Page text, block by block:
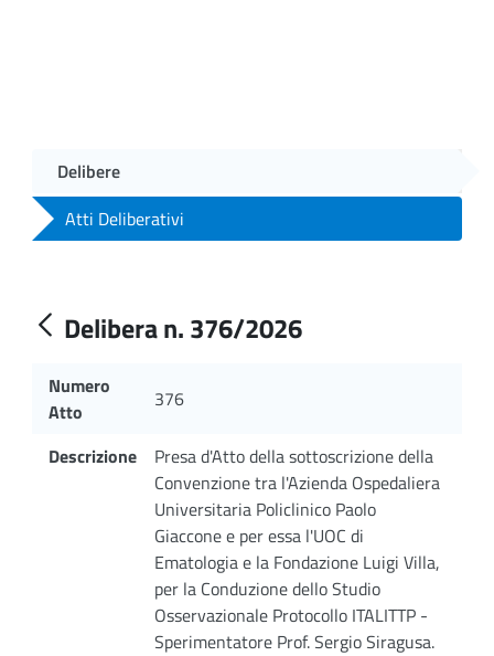
Delibere
Atti Deliberativi
Delibera n. 376/2026
Numero
Atto
376
Descrizione
Presa d'Atto della sottoscrizione della
Convenzione tra l'Azienda Ospedaliera
Universitaria Policlinico Paolo
Giaccone e per essa l'UOC di
Ematologia e la Fondazione Luigi Villa,
per la Conduzione dello Studio
Osservazionale Protocollo ITALITTP -
Sperimentatore Prof. Sergio Siragusa.